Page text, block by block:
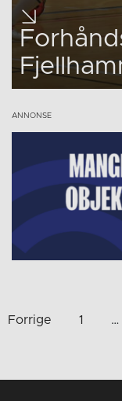
Sidepaginering
Forrige 1 …